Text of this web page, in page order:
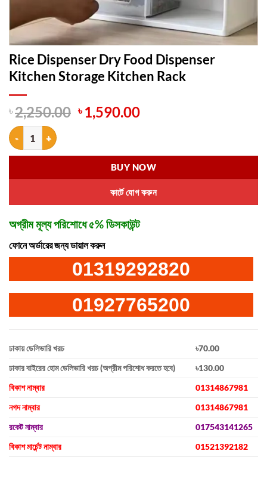
Rice Dispenser Dry Food Dispenser
Kitchen Storage Kitchen Rack
৳2,250.00 Original
price
৳ 2,250.00.
৳ 1,590.00Current
৳ 1,590.00.
Rice Dispenser Dry Food Dispenser Kitchen Storage Kitchen Rack
কার্টে যোগ করুন
BUY NOW
অগ্রীম মূল্য পরিশোধে ৫% ডিসকাউন্ট
ফোনে অর্ডারের জন্য ডায়াল করুন
01319292820
01927765200
ঢাকায় ডেলিভারি খরচ
৳70.00
ঢাকার বাইরের হোম ডেলিভারি খরচ (অগ্রীম পরিশোধ করতে হবে)
৳130.00
বিকাশ নাম্বার
01314867981
নগদ নাম্বার
01314867981
রকেট নাম্বার
017543141265
বিকাশ মার্চেন্ট নাম্বার
01521392182